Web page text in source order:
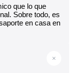
que lo que
Sobre todo, es
en casa en